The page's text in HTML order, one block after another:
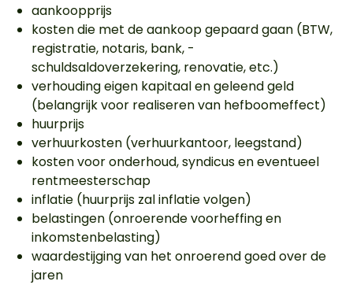
aankoopprijs
kosten die met de aankoop gepaard gaan (BTW,
registratie, notaris, bank, -
schuldsaldoverzekering, renovatie, etc.)
verhouding eigen kapitaal en geleend geld
(belangrijk voor realiseren van hefboomeffect)
huurprijs
verhuurkosten (verhuurkantoor, leegstand)
kosten voor onderhoud, syndicus en eventueel
rentmeesterschap
inflatie (huurprijs zal inflatie volgen)
belastingen (onroerende voorheffing en
inkomstenbelasting)
waardestijging van het onroerend goed over de
jaren